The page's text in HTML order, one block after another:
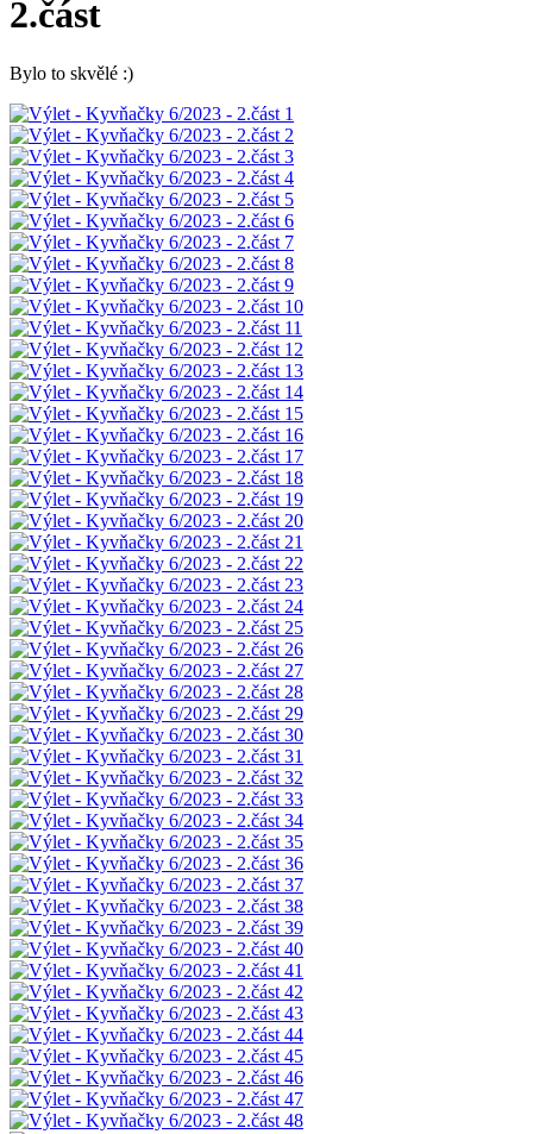
2.část
Bylo to skvělé :)